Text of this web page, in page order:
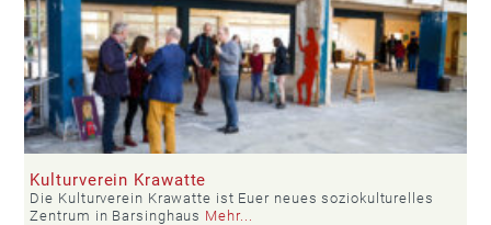
Kulturverein Krawatte
Die Kulturverein Krawatte ist Euer neues soziokulturelles
Zentrum in Barsinghaus Mehr...